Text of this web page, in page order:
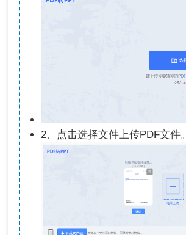
2、点击选择文件上传PDF文件。